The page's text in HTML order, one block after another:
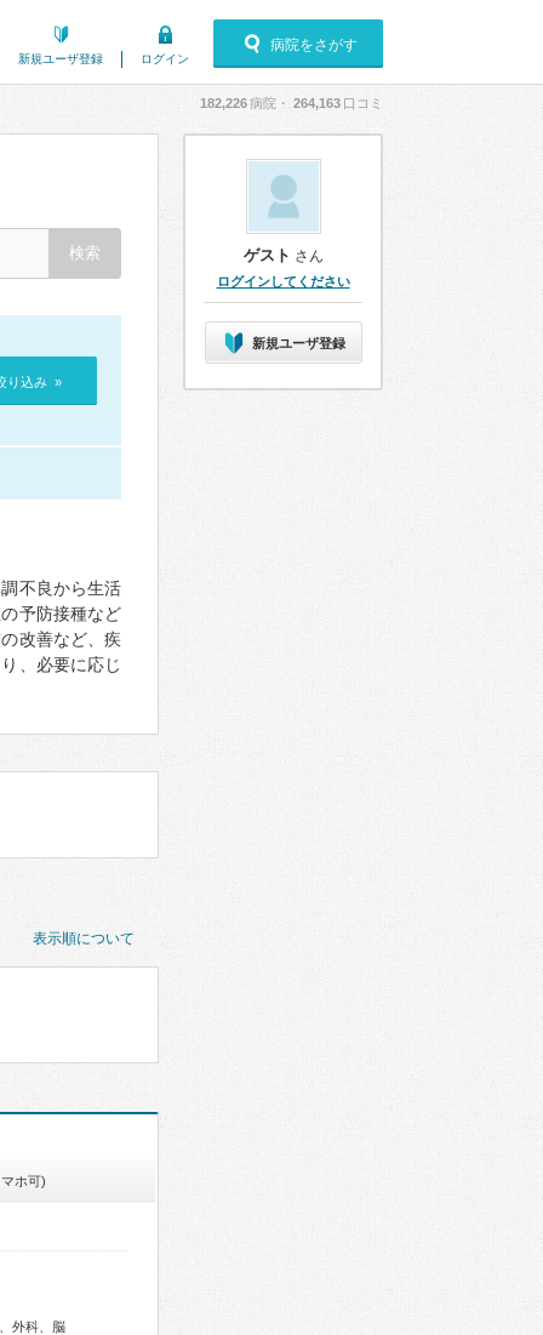
新規ユーザ登録 ログイン
病院をさがす
182,226病院・ 264,163 口コミ
り込み »
不良から生活
予防接種など
改善など、疾
、必要に応じ
表示順について
ホ可)
外科、脳
ゲスト さん
ログインしてください
新規ユーザ登録